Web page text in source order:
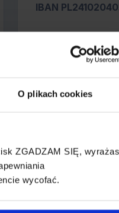
O plikach cookies
ZGADZAM SIĘ,
wycofać.
IBAN